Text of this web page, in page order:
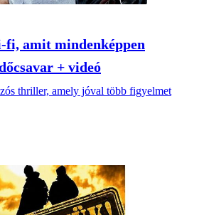
fi, amit mindenképpen
+ videó
thriller, amely jóval több figyelmet